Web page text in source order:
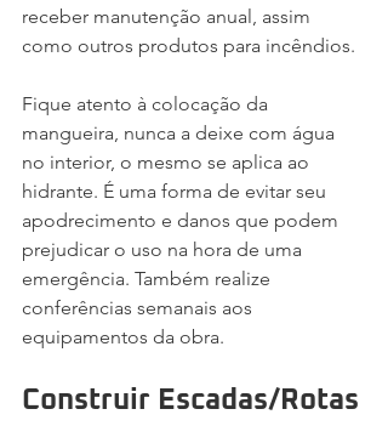
receber manutenção anual, assim
como outros produtos para incêndios.
Fique atento à colocação da
mangueira, nunca a deixe com água
no interior, o mesmo se aplica ao
hidrante. É uma forma de evitar seu
apodrecimento e danos que podem
prejudicar o uso na hora de uma
emergência. Também realize
conferências semanais aos
equipamentos da obra.
Construir Escadas/Rotas